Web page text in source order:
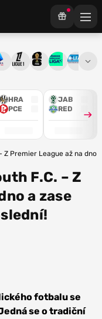
HRA
PCE
JAB
RED
Serie ALigue 1Mistrovství světa
Chance3. ČFL
Z Premier League až na dno
F.C. – Z
a zase
fotbalu se
se o tradiční